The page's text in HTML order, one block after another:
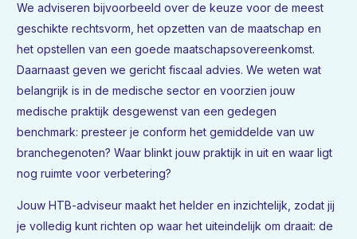
We adviseren bijvoorbeeld over de keuze voor de meest
geschikte rechtsvorm, het opzetten van de maatschap en
het opstellen van een goede maatschapsovereenkomst.
Daarnaast geven we gericht fiscaal advies. We weten wat
belangrijk is in de medische sector en voorzien jouw
medische praktijk desgewenst van een gedegen
benchmark: presteer je conform het gemiddelde van uw
branchegenoten? Waar blinkt jouw praktijk in uit en waar ligt
nog ruimte voor verbetering?
Jouw HTB-adviseur maakt het helder en inzichtelijk, zodat jij
je volledig kunt richten op waar het uiteindelijk om draait: de